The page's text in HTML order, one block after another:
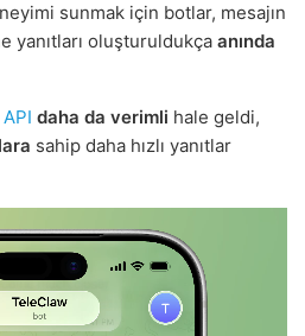
sunmak için botlar, mesajın
yanıtları oluşturuldukça anında
daha da verimli hale geldi,
sahip daha hızlı yanıtlar